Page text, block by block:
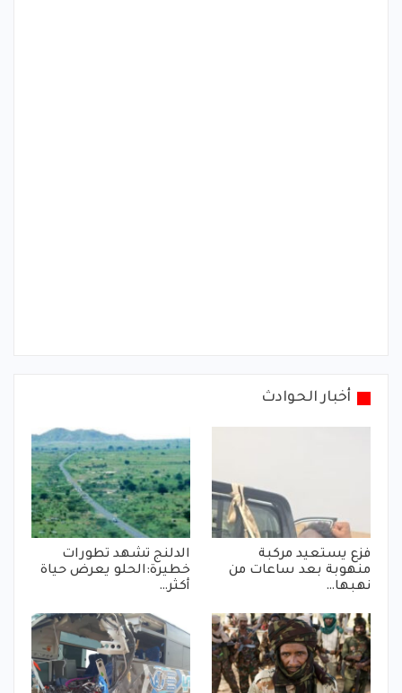
أخبار الحوادث
فزع يستعيد مركبة
منهوبة بعد ساعات من
نهبها…
الدلنج تشهد تطورات
خطيرة:الحلو يعرض حياة
أكثر…